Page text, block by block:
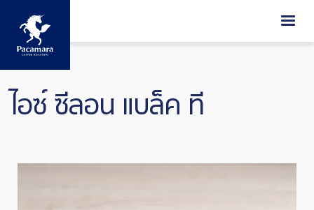
ข้ามไปยังเนื้อหาหลัก
ไอซ์ ซีลอน แบล็ค ที